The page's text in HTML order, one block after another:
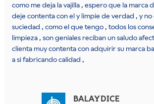
como me deja la vajilla , espero que la marca
deje contenta con el y limpie de verdad , y
suciedad , como el que tengo , todos los
limpieza , son geniales reciban un saludo
clienta muy contenta con adquirir su marca
a si fabricando calidad ,
BALAYDICE